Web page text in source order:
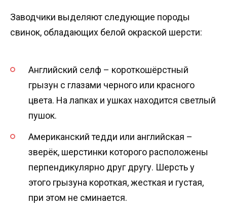
Заводчики выделяют следующие породы
свинок, обладающих белой окраской шерсти:
Английский селф – короткошёрстный
грызун с глазами черного или красного
цвета. На лапках и ушках находится светлый
пушок.
Американский тедди или английская –
зверёк, шерстинки которого расположены
перпендикулярно друг другу. Шерсть у
этого грызуна короткая, жесткая и густая,
при этом не сминается.